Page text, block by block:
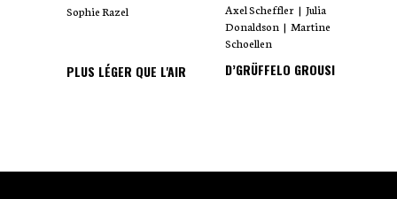
Sophie Razel
PLUS LÉGER QUE L'AIR
Axel Scheffler | Julia
Donaldson | Martine
Schoellen
D’GRÜFFELO GROUSI